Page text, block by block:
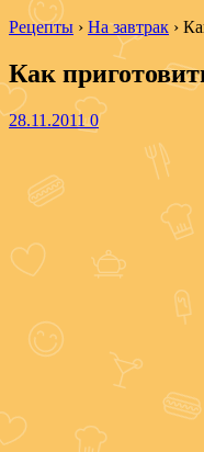
Рецепты › На завтрак ›
Как
28.11.2011 0